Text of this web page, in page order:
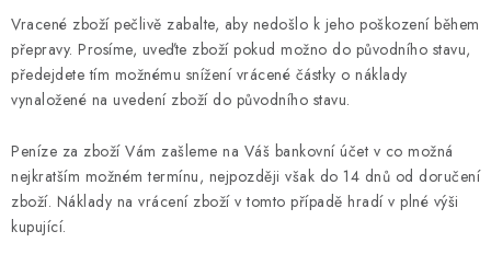
Vracené zboží pečlivě zabalte, aby nedošlo k jeho poškození během
přepravy. Prosíme, uveďte zboží pokud možno do původního stavu,
předejdete tím možnému snížení vrácené částky o náklady
vynaložené na uvedení zboží do původního stavu.
Peníze za zboží Vám zašleme na Váš bankovní účet v co možná
nejkratším možném termínu, nejpozději však do 14 dnů od doručení
zboží. Náklady na vrácení zboží v tomto případě hradí v plné výši
kupující.